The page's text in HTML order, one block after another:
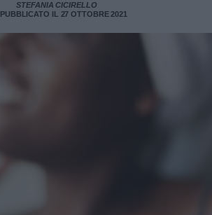
STEFANIA CICIRELLO
PUBBLICATO IL 27 OTTOBRE 2021